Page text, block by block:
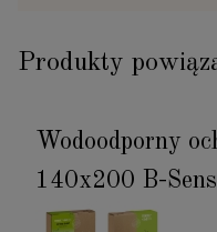
Produkty
Wodoodporny
140x200 B-